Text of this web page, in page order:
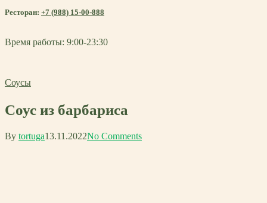
Ресторан: +7 (988) 15-00-888
Время работы: 9:00-23:30
Соусы
Соус из барбариса
By tortuga13.11.2022No Comments